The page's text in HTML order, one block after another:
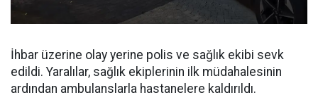
İhbar üzerine olay yerine polis ve sağlık ekibi sevk
edildi. Yaralılar, sağlık ekiplerinin ilk müdahalesinin
ardından ambulanslarla hastanelere kaldırıldı.